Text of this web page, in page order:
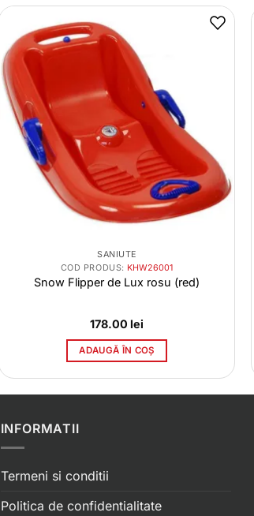
SANIUTE
COD PRODUS: KHW26001
Snow Flipper de Lux rosu (red)
178.00 lei
ADAUGĂ ÎN COȘ
INFORMATII
Termeni si conditii
Politica de confidentialitate